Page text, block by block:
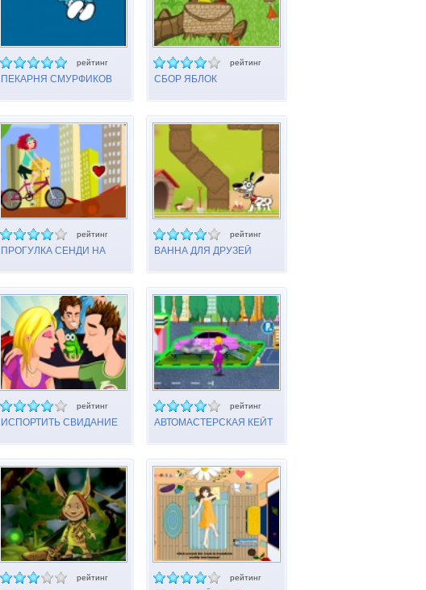
рейтинг
ПЕКАРНЯ СМУРФИКОВ
рейтинг
СБОР ЯБЛОК
рейтинг
ПРОГУЛКА СЕНДИ НА
рейтинг
ВАННА ДЛЯ ДРУЗЕЙ
рейтинг
ИСПОРТИТЬ СВИДАНИЕ
рейтинг
АВТОМАСТЕРСКАЯ КЕЙТ
рейтинг рейтинг